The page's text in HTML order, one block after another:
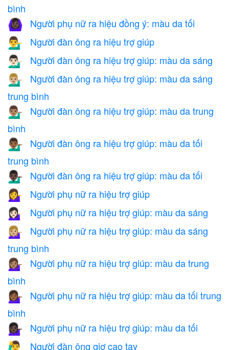
bình
🙆🏿‍♀️ Người phụ nữ ra hiệu đồng ý: màu da tối
💁‍♂️ Người đàn ông ra hiệu trợ giúp
💁🏻‍♂️ Người đàn ông ra hiệu trợ giúp: màu da sáng
💁🏼‍♂️
Người đàn ông ra hiệu trợ giúp: màu da sáng
trung bình
💁🏽‍♂️
Người đàn ông ra hiệu trợ giúp: màu da trung
bình
💁🏾‍♂️
Người đàn ông ra hiệu trợ giúp: màu da tối
trung bình
💁🏿‍♂️ Người đàn ông ra hiệu trợ giúp: màu da tối
💁‍♀️ Người phụ nữ ra hiệu trợ giúp
💁🏻‍♀️ Người phụ nữ ra hiệu trợ giúp: màu da sáng
💁🏼‍♀️
Người phụ nữ ra hiệu trợ giúp: màu da sáng
trung bình
💁🏽‍♀️
Người phụ nữ ra hiệu trợ giúp: màu da trung
bình
💁🏾‍♀️
Người phụ nữ ra hiệu trợ giúp: màu da tối trung
bình
💁🏿‍♀️ Người phụ nữ ra hiệu trợ giúp: màu da tối
Người đàn ông giơ cao tay